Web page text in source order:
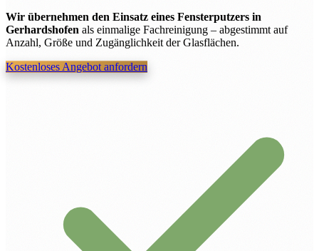
Wir übernehmen den Einsatz eines Fensterputzers in
Gerhardshofen als einmalige Fachreinigung – abgestimmt auf
Anzahl, Größe und Zugänglichkeit der Glasflächen.
Kostenloses Angebot anfordern